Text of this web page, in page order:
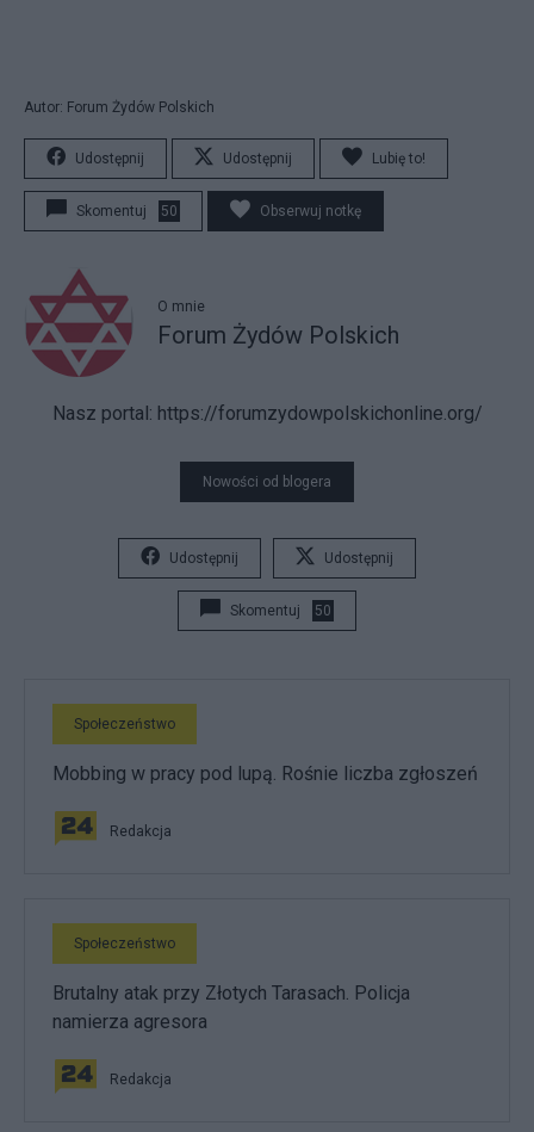
Autor: Forum Żydów Polskich
Udostępnij Udostępnij Lubię to!
Skomentuj 50 Obserwuj notkę
O mnie
Forum Żydów Polskich
Nasz portal: https://forumzydowpolskichonline.org/
Nowości od blogera
Udostępnij Udostępnij
Skomentuj 50
Społeczeństwo
Mobbing w pracy pod lupą. Rośnie liczba zgłoszeń
Redakcja
Społeczeństwo
Brutalny atak przy Złotych Tarasach. Policja
namierza agresora
Redakcja